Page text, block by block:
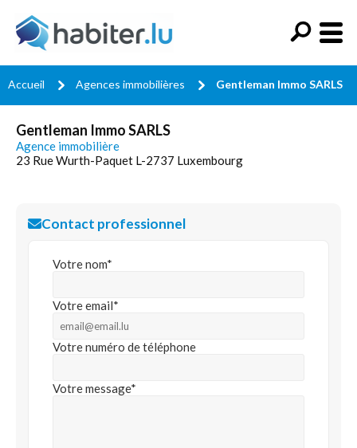
Accueil Agences immobilières Gentleman Immo SARLS
Gentleman Immo SARLS
Agence immobilière
23 Rue Wurth-Paquet L-2737 Luxembourg
Contact professionnel
Votre nom*
Votre email*
Votre numéro de téléphone
Votre message*